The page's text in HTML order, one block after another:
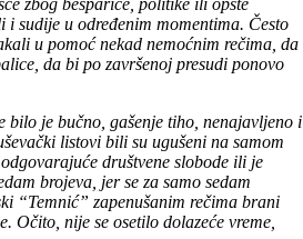
sudije u određenim momentima. Često
u pomoć nekad nemoćnim rečima, da
da bi po završenoj presudi ponovo
je bučno, gašenje tiho, nenajavljeno i
listovi bili su ugušeni na samom
društvene slobode ili je
brojeva, jer se za samo sedam
“Temnić” zapenušanim rečima brani
Očito, nije se osetilo dolazeće vreme,